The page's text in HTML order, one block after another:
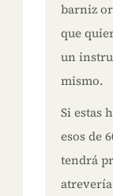
barniz
que
un
mismo.
Si estas
esos de
tendrá